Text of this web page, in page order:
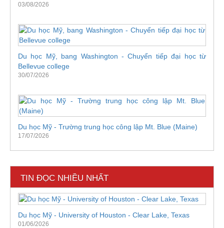
03/08/2026
Du học Mỹ, bang Washington - Chuyển tiếp đại học từ
Bellevue college
30/07/2026
Du học Mỹ - Trường trung học công lập Mt. Blue (Maine)
17/07/2026
TIN ĐỌC NHIỀU NHẤT
Du học Mỹ - University of Houston - Clear Lake, Texas
01/06/2026